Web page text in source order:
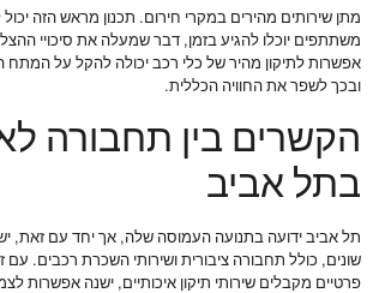
מתן שירותים מהירים במקרי חירום. תכנון מראש הזה
משתתפים יוכלו להגיע בזמן, דבר שמעלה את סיכויי
אפשרות לתיקון מהיר של כלי רכב יכולה להקל על המתח
ובכך לשפר את החוויה הכללית.
הקשרים בין תחבורה
בתל אביב
תל אביב ידועה בתנועה העמוסה שלה, אך יחד עם זאת,
שונים, כולל תחבורה ציבורית ושירותי השכרת רכבים.
פרטיים מקבלים שירותי תיקון איכותיים, ישנה אפשרות